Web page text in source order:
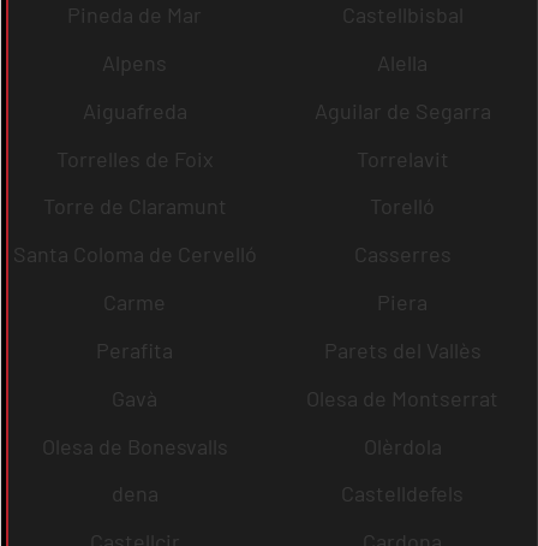
Pineda de Mar
Castellbisbal
Alpens
Alella
Aiguafreda
Aguilar de Segarra
Torrelles de Foix
Torrelavit
Torre de Claramunt
Torelló
Santa Coloma de Cervelló
Casserres
Carme
Piera
Perafita
Parets del Vallès
Gavà
Olesa de Montserrat
Olesa de Bonesvalls
Olèrdola
dena
Castelldefels